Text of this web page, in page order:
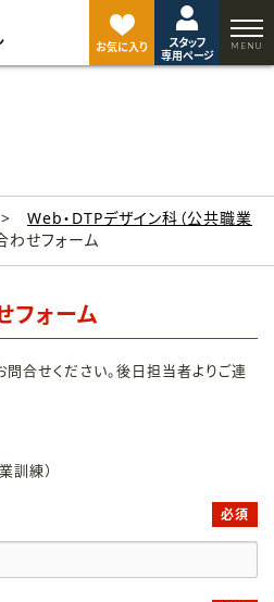
お気に入り
スタッフ
専用ページ
Web・DTPデザイン科（公共職業
わせフォーム
フォーム
合せください。後日担当者よりご連
訓練）
必須